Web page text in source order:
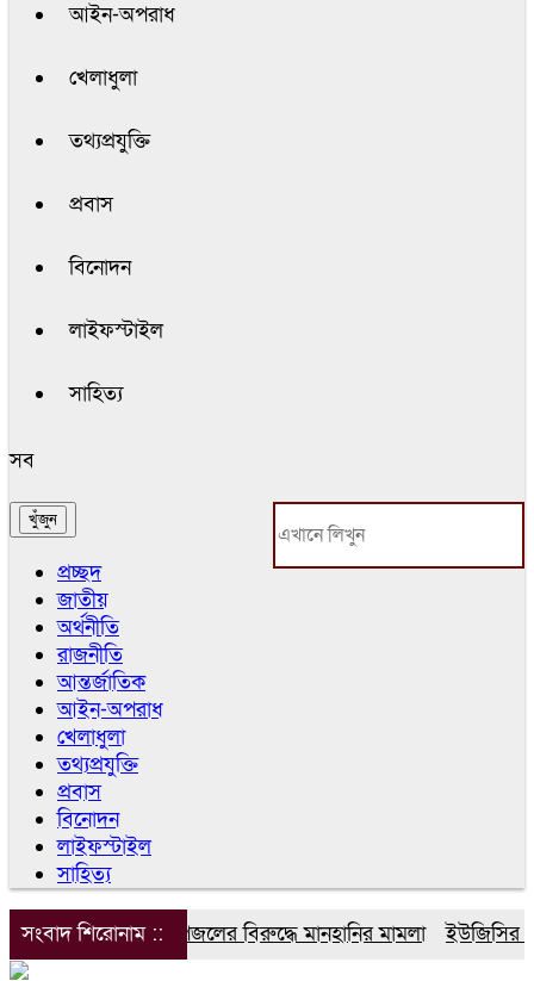
আইন-অপরাধ
খেলাধুলা
তথ্যপ্রযুক্তি
প্রবাস
বিনোদন
লাইফস্টাইল
সাহিত্য
সব
প্রচ্ছদ
জাতীয়
অর্থনীতি
রাজনীতি
আন্তর্জাতিক
আইন-অপরাধ
খেলাধুলা
তথ্যপ্রযুক্তি
প্রবাস
বিনোদন
লাইফস্টাইল
সাহিত্য
সংবাদ শিরোনাম ::ডিপজলের বিরুদ্ধে মানহানির মামলা ইউজিসির